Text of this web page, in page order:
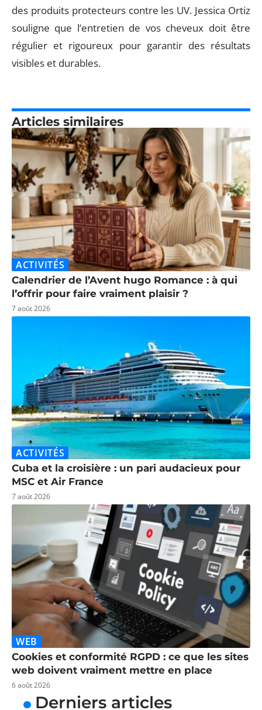
des produits protecteurs contre les UV. Jessica Ortiz
souligne que l’entretien de vos cheveux doit être
régulier et rigoureux pour garantir des résultats
visibles et durables.
Articles similaires
ACTIVITÉS
Calendrier de l’Avent hugo Romance : à qui
l’offrir pour faire vraiment plaisir ?
7 août 2026
ACTIVITÉS
Cuba et la croisière : un pari audacieux pour
MSC et Air France
7 août 2026
WEB
Cookies et conformité RGPD : ce que les sites
web doivent vraiment mettre en place
6 août 2026
Derniers articles